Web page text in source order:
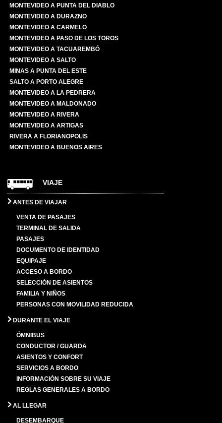
MONTEVIDEO A PUNTA DEL DIABLO
MONTEVIDEO A DURAZNO
MONTEVIDEO A CARMELO
MONTEVIDEO A PASO DE LOS TOROS
MONTEVIDEO A TACUAREMBÓ
MONTEVIDEO A SALTO
MINAS A PUNTA DEL ESTE
SALTO A PORTO ALEGRE
MONTEVIDEO A LA PEDRERA
MONTEVIDEO A MALDONADO
MONTEVIDEO A RIVERA
MONTEVIDEO A ARTIGAS
RIVERA A FLORIANOPOLIS
MONTEVIDEO A BUENOS AIRES
VIAJE
ANTES DE VIAJAR
VENTA DE PASAJES
TERMINAL DE SALIDA
PASAJES
DOCUMENTO DE IDENTIDAD
EQUIPAJE
ACCESO A BORDO
SELECCIÓN DE ASIENTOS
FAMILIA Y NIÑOS
PERSONAS CON MOVILIDAD REDUCIDA
DURANTE EL VIAJE
ÓMNIBUS
CONDUCTOR / GUARDA
ASIENTOS Y CONFORT
SERVICIOS A BORDO
INFORMACIÓN SOBRE SU VIAJE
REGLAS GENERALES A BORDO
AL LLEGAR
DESEMBARQUE